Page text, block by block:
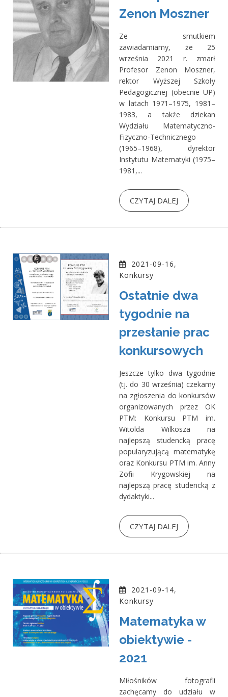
Zenon Moszner
Ze smutkiem
zawiadamiamy, że 25
września 2021 r. zmarł
Profesor Zenon Moszner,
rektor Wyższej Szkoły
Pedagogicznej (obecnie UP)
w latach 1971–1975, 1981–
1983, a także dziekan
Wydziału Matematyczno-
Fizyczno-Technicznego
(1965–1968), dyrektor
Instytutu Matematyki (1975–
1981,...
CZYTAJ DALEJ
2021-09-16,
Konkursy
Ostatnie dwa
tygodnie na
przesłanie prac
konkursowych
Jeszcze tylko dwa tygodnie
(tj. do 30 września) czekamy
na zgłoszenia do konkursów
organizowanych przez OK
PTM: Konkursu PTM im.
Witolda Wilkosza na
najlepszą studencką pracę
popularyzującą matematykę
oraz Konkursu PTM im. Anny
Zofii Krygowskiej na
najlepszą pracę studencką z
dydaktyki...
CZYTAJ DALEJ
2021-09-14,
Konkursy
Matematyka w
obiektywie -
2021
Miłośników fotografii
zachęcamy do udziału w